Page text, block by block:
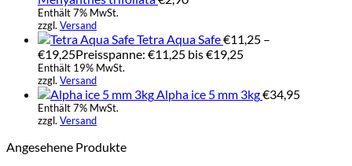
Enthält 7% MwSt.
zzgl. Versand
Tetra Aqua Safe€11,25 –
€19,25Preisspanne: €11,25 bis €19,25
Enthält 19% MwSt.
zzgl. Versand
Alpha ice 5 mm 3kg€34,95
Enthält 7% MwSt.
zzgl. Versand
Angesehene Produkte